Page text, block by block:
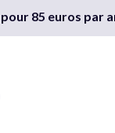
85 euros par